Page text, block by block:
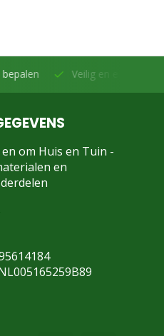
Veilig en eenvoudig betalen -
om Huis en Tuin -
en